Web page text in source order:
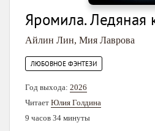
Яромила. Ледяная
Айлин Лин, Мия Лаврова
ЛЮБОВНОЕ ФЭНТЕЗИ
Год выхода: 2026
Читает Юлия Голдина
9 часов 34 минуты